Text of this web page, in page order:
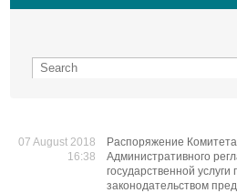
07 August 2018
16:38
Распоряжение
Административного
государственной
законодательством